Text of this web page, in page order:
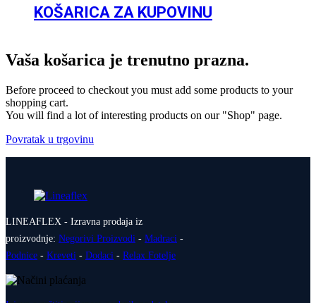
KOŠARICA ZA KUPOVINU
Vaša košarica je trenutno prazna.
Before proceed to checkout you must add some products to your
shopping cart.
You will find a lot of interesting products on our "Shop" page.
Povratak u trgovinu
LINEAFLEX - Izravna prodaja iz
proizvodnje: Negorivi Proizvodi - Madraci -
Podnice - Kreveti - Dodaci - Relax Fotelje